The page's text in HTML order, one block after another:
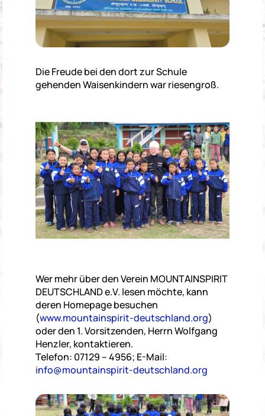
Die Freude bei den dort zur Schule
gehenden Waisenkindern war riesengroß.
Wer mehr über den Verein MOUNTAINSPIRIT
DEUTSCHLAND e.V. lesen möchte, kann
deren Homepage besuchen
(www.mountainspirit-deutschland.org)
oder den 1. Vorsitzenden, Herrn Wolfgang
Henzler, kontaktieren.
Telefon: 07129 – 4956; E-Mail:
info@mountainspirit-deutschland.org